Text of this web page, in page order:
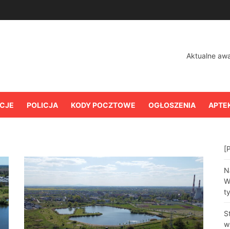
Aktualne
POLICJA KODY POCZTOWE OGŁOSZENIA